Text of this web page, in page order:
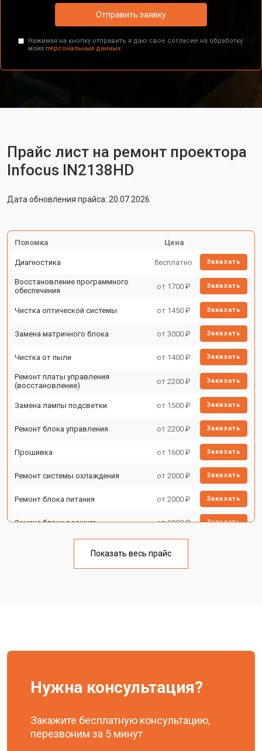
Отправить заявку
Нажимая на кнопку отправить я даю свое согласие на обработку
моих персональных данных.
Прайс лист на ремонт проектора
Infocus IN2138HD
Дата обновления прайса: 20.07.2026
Поломка Цена
Диагностика бесплатно Заказать
Восстановление программного
обеспечения
от 1700 ₽ Заказать
Чистка оптической системы от 1450 ₽ Заказать
Замена матричного блока от 3000 ₽ Заказать
Чистка от пыли от 1400 ₽ Заказать
Ремонт платы управления
(восстановление)
от 2200 ₽ Заказать
Замена лампы подсветки от 1500 ₽ Заказать
Ремонт блока управления от 2200 ₽ Заказать
Прошивка от 1600 ₽ Заказать
Ремонт системы охлаждения от 2000 ₽ Заказать
Ремонт блока питания от 2000 ₽ Заказать
Замена блока розжига от 1900 ₽ Заказать
Показать весь прайс
Нужна консультация?
Закажите бесплатную консультацию,
перезвоним за 5 минут